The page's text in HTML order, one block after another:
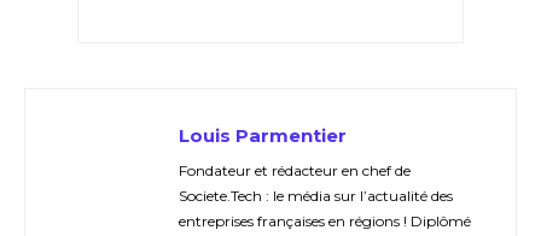
Louis Parmentier
Fondateur et rédacteur en chef de
Societe.Tech : le média sur l’actualité des
entreprises françaises en régions ! Diplômé